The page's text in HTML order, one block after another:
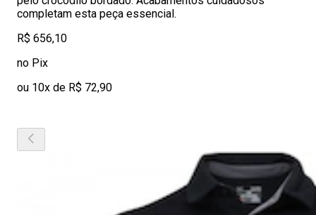
completam esta peça essencial.
R$ 656,10
no Pix
ou 10x de R$ 72,90